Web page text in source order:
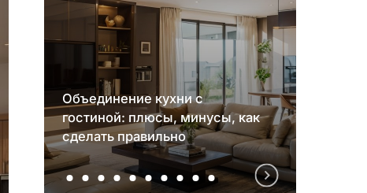
Объединение кухни с
гостиной: плюсы, минусы, как
сделать правильно